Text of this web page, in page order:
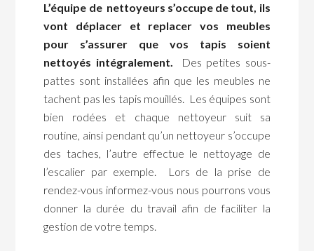
L’équipe de nettoyeurs s’occupe de tout, ils
vont déplacer et replacer vos meubles
pour s’assurer que vos tapis soient
nettoyés intégralement. Des petites sous-
pattes sont installées afin que les meubles ne
tachent pas les tapis mouillés. Les équipes sont
bien rodées et chaque nettoyeur suit sa
routine, ainsi pendant qu’un nettoyeur s’occupe
des taches, l’autre effectue le nettoyage de
l’escalier par exemple. Lors de la prise de
rendez-vous informez-vous nous pourrons vous
donner la durée du travail afin de faciliter la
gestion de votre temps.